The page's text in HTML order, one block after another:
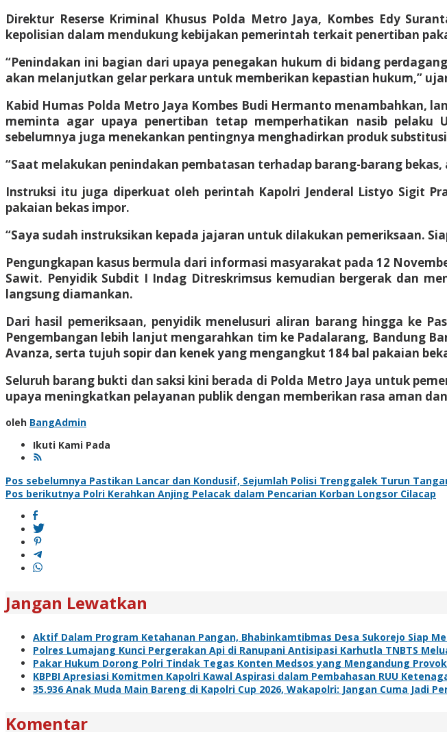
Direktur Reserse Kriminal Khusus Polda Metro Jaya, Kombes Edy
kepolisian dalam mendukung kebijakan pemerintah terkait penertiban
“Penindakan ini bagian dari upaya penegakan hukum di bidang
akan melanjutkan gelar perkara untuk memberikan kepastian hukum,”
Kabid Humas Polda Metro Jaya Kombes Budi Hermanto menambahkan,
meminta agar upaya penertiban tetap memperhatikan nasib pelaku
sebelumnya juga menekankan pentingnya menghadirkan produk
“Saat melakukan penindakan pembatasan terhadap barang-barang
Instruksi itu juga diperkuat oleh perintah Kapolri Jenderal Listyo Sigit
pakaian bekas impor.
“Saya sudah instruksikan kepada jajaran untuk dilakukan pemeriksaan.
Pengungkapan kasus bermula dari informasi masyarakat pada 12
Sawit. Penyidik Subdit I Indag Ditreskrimsus kemudian bergerak dan
langsung diamankan.
Dari hasil pemeriksaan, penyidik menelusuri aliran barang hingga ke
Pengembangan lebih lanjut mengarahkan tim ke Padalarang, Bandung
Avanza, serta tujuh sopir dan kenek yang mengangkut 184 bal pakaian
Seluruh barang bukti dan saksi kini berada di Polda Metro Jaya untuk
upaya meningkatkan pelayanan publik dengan memberikan rasa aman
oleh BangAdmin
Ikuti Kami Pada
Navigasi
pos
Pos sebelumnya Pastikan Lancar dan Kondusif, Sejumlah Polisi Trenggalek Turun
Pos berikutnya Polri Kerahkan Anjing Pelacak dalam Pencarian Korban Longsor Cilacap
Jangan Lewatkan
Aktif Dalam Program Ketahanan Pangan, Bhabinkamtibmas Desa Sukorejo Siap
Polres Lumajang Kunci Pergerakan Api di Ranupani Antisipasi Karhutla TNBTS
Pakar Hukum Dorong Polri Tindak Tegas Konten Medsos yang Mengandung
KBPBI Apresiasi Komitmen Kapolri Kawal Aspirasi dalam Pembahasan RUU
35.936 Anak Muda Main Bareng di Kapolri Cup 2026, Wakapolri: Jangan Cuma Jadi
Komentar